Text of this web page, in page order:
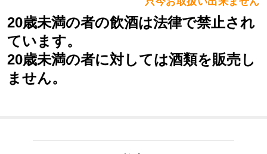
20歳未満の者の飲酒は法律で禁止され
ています。
20歳未満の者に対しては酒類を販売し
ません。